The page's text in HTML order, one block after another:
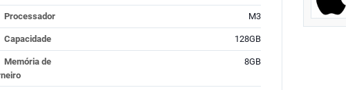
Processador M3
Capacidade 128GB
Memória de
8GB